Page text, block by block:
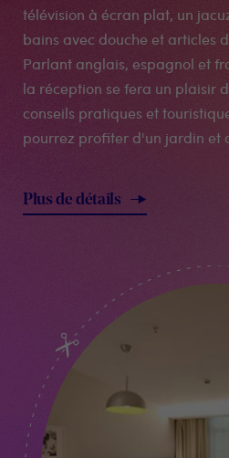
télévision à écran plat, un
bains avec douche et articles
Parlant anglais, espagnol et
la réception se fera un plaisir
conseils pratiques et
pourrez profiter d'un jardin et
Plus de détails